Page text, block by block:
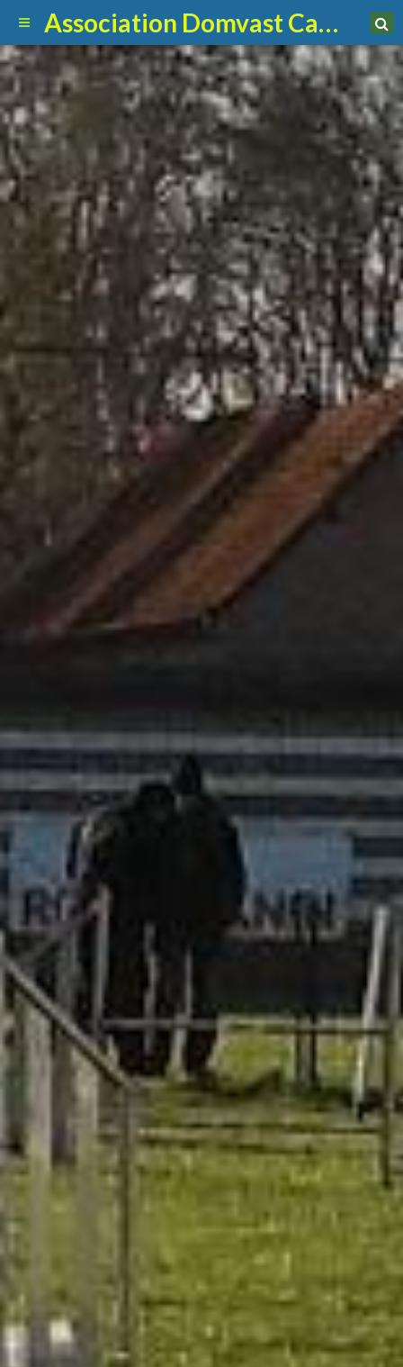
Association Domvast Canin Club